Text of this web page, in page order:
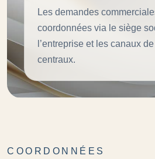
Les demandes
coordonnées via le siège
l’entreprise et les canaux
centraux.
COORDONNÉES